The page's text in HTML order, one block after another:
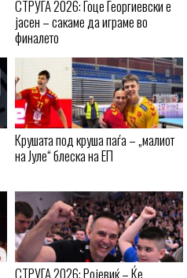
СТРУГА 2026: Гоце Георгиевски е
јасен – сакаме да играме во
финалето
Крушата под круша паѓа – „малиот
на Јуле“ блеска на ЕП
СТРУГА 2026: Ројевиќ – Ќе